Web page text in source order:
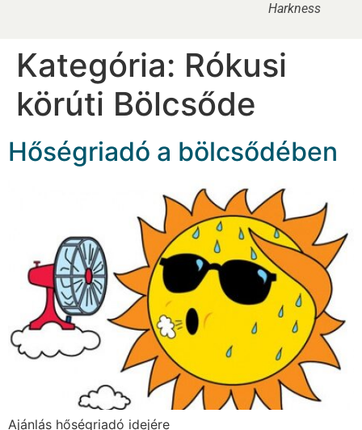
Harkness
Kategória: Rókusi
körúti Bölcsőde
Hőségriadó a bölcsődében
Ajánlás hőségriadó idejére